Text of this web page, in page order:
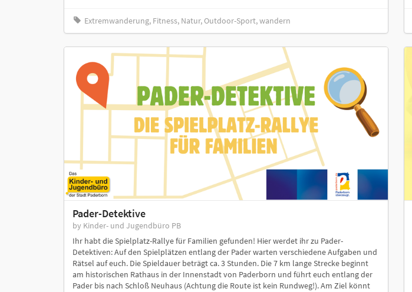
Extremwanderung, Fitness, Natur, Outdoor-Sport, wandern
Pader-Detektive
by Kinder- und Jugendbüro PB
Ihr habt die Spielplatz-Rallye für Familien gefunden! Hier werdet ihr zu Pader-
Detektiven: Auf den Spielplätzen entlang der Pader warten verschiedene Aufgaben und
Rätsel auf euch. Die Spieldauer beträgt ca. 3 Stunden. Die 7 km lange Strecke beginnt
am historischen Rathaus in der Innenstadt von Paderborn und führt euch entlang der
Pader bis nach Schloß Neuhaus (Achtung die Route ist kein Rundweg!). Am Ziel könnt